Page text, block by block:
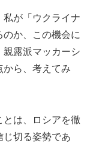
私が「ウクライナ
のか、この機会に
親露派マッカーシ
から、考えてみ
は、ロシアを徹
じ切る姿勢であ